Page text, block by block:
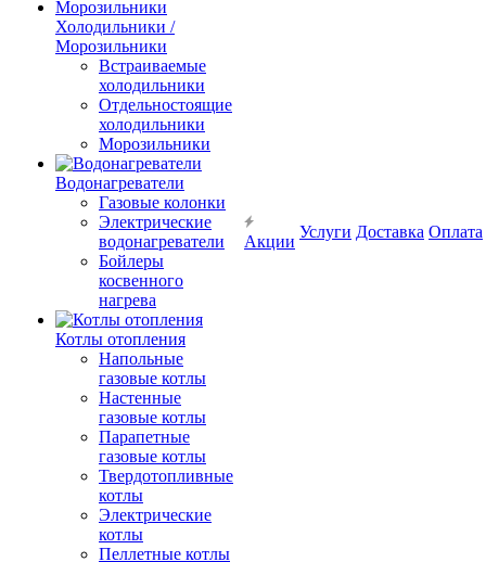
Холодильники /
Морозильники
Встраиваемые
холодильники
Отдельностоящие
холодильники
Морозильники
Водонагреватели
Газовые колонки
Электрические
водонагреватели
Бойлеры
косвенного
нагрева
Котлы отопления
Напольные
газовые котлы
Настенные
газовые котлы
Парапетные
газовые котлы
Твердотопливные
котлы
Электрические
котлы
Пеллетные котлы
Акции
Услуги Доставка Оплата